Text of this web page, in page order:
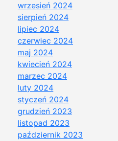
wrzesień 2024
sierpień 2024
lipiec 2024
czerwiec 2024
maj 2024
kwiecień 2024
marzec 2024
luty 2024
styczeń 2024
grudzień 2023
listopad 2023
październik 2023